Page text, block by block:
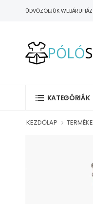
ÜDVÖZÖLJÜK
KATEGÓRIÁK
KEZDŐLAP